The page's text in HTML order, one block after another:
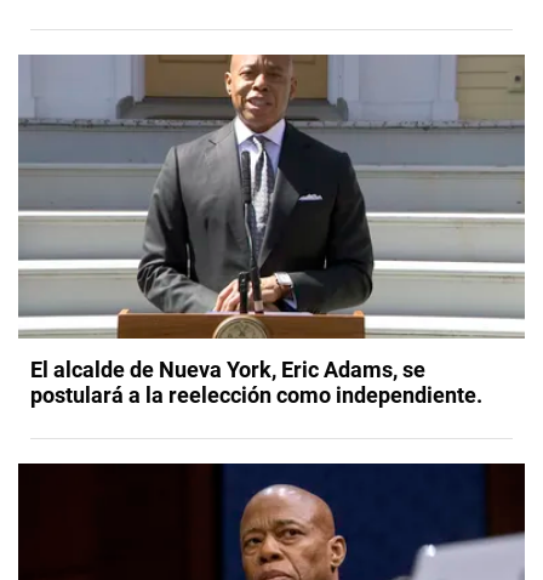
El alcalde de Nueva York, Eric Adams, se
postulará a la reelección como independiente.